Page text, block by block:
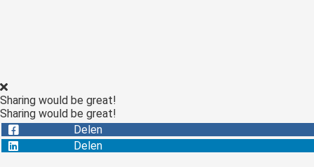
Sharing would be great!
Sharing would be great!
Delen
Delen